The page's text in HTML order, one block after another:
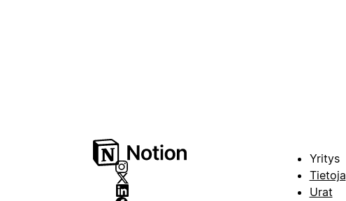
Yritys
Tietoja
Urat